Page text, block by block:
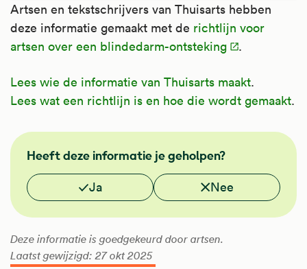
Artsen en tekstschrijvers van Thuisarts hebben
deze informatie gemaakt met de richtlijn voor
artsen over een blindedarm-ontsteking
.
Lees wie de informatie van Thuisarts maakt.
Lees wat een richtlijn is en hoe die wordt gemaakt.
FMS
Heeft deze informatie je geholpen?
Vond je deze informatie nuttig?
Ja Nee
Deze informatie is goedgekeurd door artsen.
Laatst gewijzigd: 27 okt 2025